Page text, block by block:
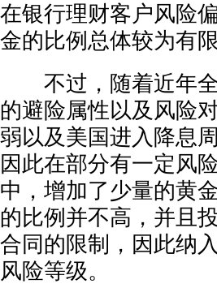
在银行理财客户风险
金的比例总体较为有限
不过，随着近年全
的避险属性以及风险
弱以及美国进入降息
因此在部分有一定风
中，增加了少量的黄
的比例并不高，并且
合同的限制，因此纳
风险等级。